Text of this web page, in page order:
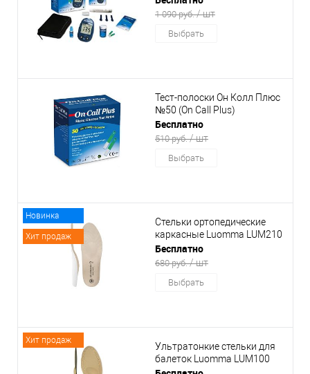
1 090 руб./ шт
Выбрать
Тест-полоски Он Колл Плюс
№50 (On Call Plus)
Бесплатно
510 руб./ шт
Выбрать
Новинка
Хит продаж
Стельки ортопедические
каркасные Luomma LUM210
Бесплатно
680 руб./ шт
Выбрать
Хит продаж
Ультратонкие стельки для
балеток Luomma LUM100